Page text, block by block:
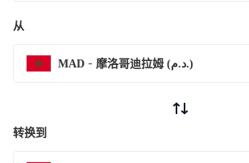
从
MAD 摩洛哥迪拉姆 (د.م.)
转换到